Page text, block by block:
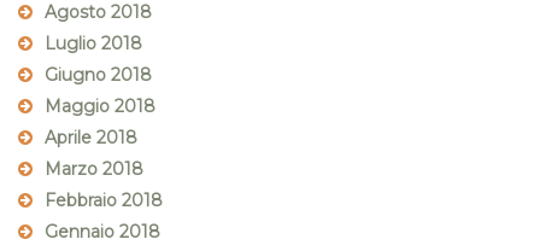
Agosto 2018
Luglio 2018
Giugno 2018
Maggio 2018
Aprile 2018
Marzo 2018
Febbraio 2018
Gennaio 2018